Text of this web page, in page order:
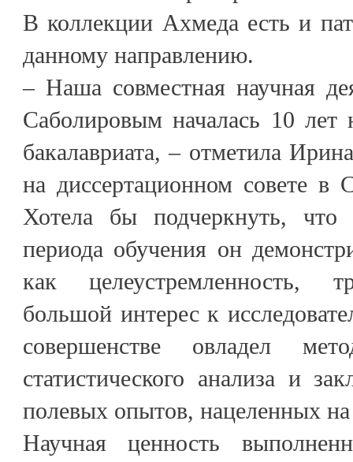
В коллекции Ахмеда есть и
данному направлению.
– Наша совместная научная
Саболировым началась 10 лет
бакалавриата, – отметила
на диссертационном совете в
Хотела бы подчеркнуть, что
периода обучения он
как целеустремленность,
большой интерес к
совершенстве овладел
статистического анализа и
полевых опытов, нацеленных
Научная ценность